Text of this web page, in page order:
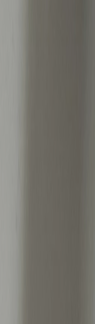
afgestemd op
algoritme ze kan
Wat werkt beter:
Meta biedt steeds
campagne types
Campaigns (ASC).
automatisch
werkt vaak goed
publiek aanspreken
Voor merken die
richten of een
een handmatige
betere keuze. Hier
waar je
Succesvolle
creatives. Tot 80%
door de visuele